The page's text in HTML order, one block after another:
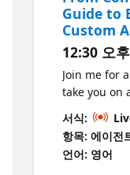
real-world
their AI
begin their
with peers
innovation.
developer
you’ll leave
knowledge,
Guide to
Custom
12:30 오
Join me for
take you on
to the
tailored for
will
custom
서식:
항목: 에이전
언어: 영어